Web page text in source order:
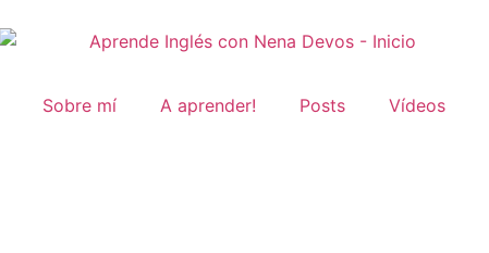
Sobre mí A aprender! Posts Vídeos